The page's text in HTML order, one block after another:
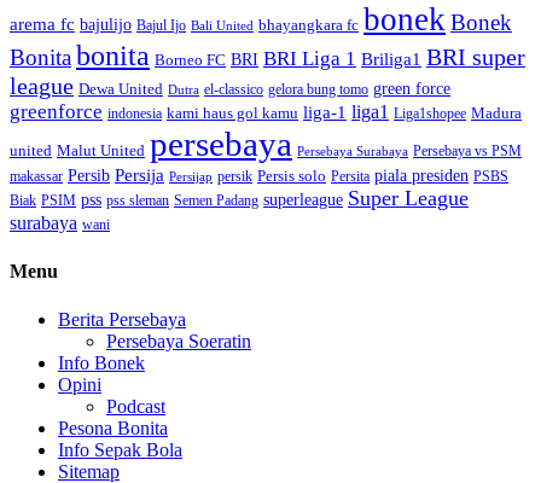
arema fc bajulijo Bajul Ijo Bali United bhayangkara fc bonekBonek
Bonitabonita Borneo FC BRI BRI Liga 1 Briliga1 BRI super
league Dewa United Dutra el-classico gelora bung tomo green force
greenforce indonesia kami haus gol kamu liga-1 liga1 Liga1shopee Madura
united Malut United persebaya Persebaya Surabaya Persebaya vs PSM
makassar Persib Persija Persijap persik Persis solo Persita piala presiden PSBS
Biak PSIM pss pss sleman Semen Padang superleague Super League
surabaya wani
Menu
Berita Persebaya
Persebaya Soeratin
Info Bonek
Opini
Podcast
Pesona Bonita
Info Sepak Bola
Sitemap